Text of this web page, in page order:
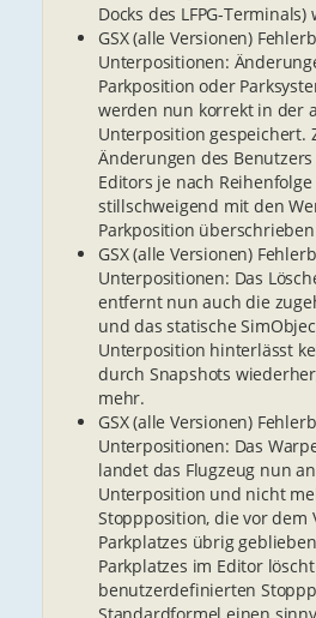
Docks des LFPG-
GSX (alle Versionen)
Unterpositionen:
Parkposition oder
werden nun korrekt in der
Unterposition gespeichert.
Änderungen des
Editors je nach
stillschweigend mit den
Parkposition
GSX (alle Versionen)
Unterpositionen: Das
entfernt nun auch die
und das statische
Unterposition hinterlässt
durch Snapshots
mehr.
GSX (alle Versionen)
Unterpositionen: Das
landet das Flugzeug nun
Unterposition und nicht
Stoppposition, die vor dem
Parkplatzes übrig
Parkplatzes im Editor
benutzerdefinierten